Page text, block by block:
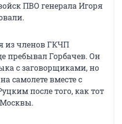
ПВО генерала Игоря
из членов ГКЧП
пребывал Горбачев. Он
с заговорщиками, но
самолете вместе с
после того, как тот